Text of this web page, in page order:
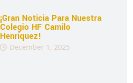
¡Gran Noticia Para Nuestra
Colegio HF Camilo
Henríquez!
December 1, 2025